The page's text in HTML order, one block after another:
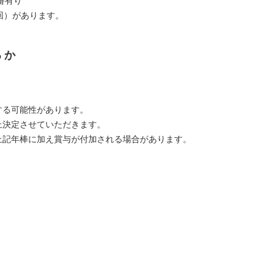
があります。
か
可能性があります。
定させていただきます。
年棒に加え賞与が付加される場合があります。